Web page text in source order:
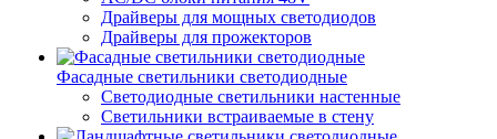
Драйверы для мощных светодиодов
Драйверы для прожекторов
Фасадные светильники светодиодные
Светодиодные светильники настенные
Светильники встраиваемые в стену